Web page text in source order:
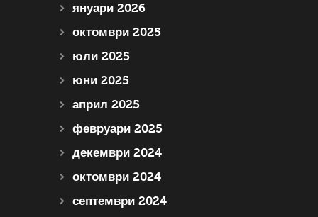
януари 2026
октомври 2025
юли 2025
юни 2025
април 2025
февруари 2025
декември 2024
октомври 2024
септември 2024